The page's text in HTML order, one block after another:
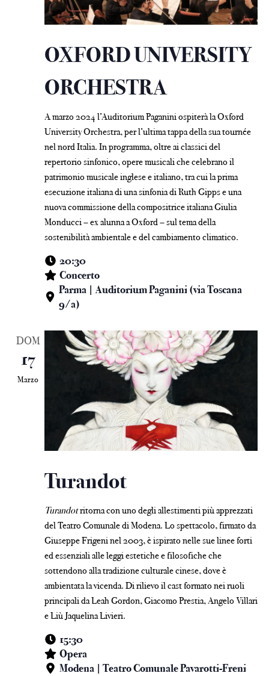
OXFORD UNIVERSITY
ORCHESTRA
A marzo 2024 l’Auditorium Paganini ospiterà la Oxford
University Orchestra, per l’ultima tappa della sua tournée
nel nord Italia. In programma, oltre ai classici del
repertorio sinfonico, opere musicali che celebrano il
patrimonio musicale inglese e italiano, tra cui la prima
esecuzione italiana di una sinfonia di Ruth Gipps e una
nuova commissione della compositrice italiana Giulia
Monducci – ex alunna a Oxford – sul tema della
sostenibilità ambientale e del cambiamento climatico.
20:30
Concerto
Parma | Auditorium Paganini (via Toscana
9/a)
DOM
17
Marzo
Turandot
Turandotritorna con uno degli allestimenti più apprezzati
del Teatro Comunale di Modena. Lo spettacolo, firmato da
Giuseppe Frigeni nel 2003, è ispirato nelle sue linee forti
ed essenziali alle leggi estetiche e filosofiche che
sottendono alla tradizione culturale cinese, dove è
ambientata la vicenda. Di rilievo il cast formato nei ruoli
principali da Leah Gordon, Giacomo Prestia, Angelo Villari
e Liù Jaquelina Livieri.
15:30
Opera
Modena | Teatro Comunale Pavarotti-Freni